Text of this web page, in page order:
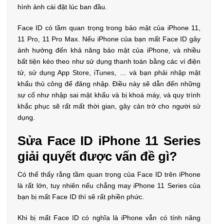
hình ảnh cài đặt lúc ban đầu.
Face ID có tầm quan trọng trong bảo mật của iPhone 11,
11 Pro, 11 Pro Max. Nếu iPhone của bạn mất Face ID gây
ảnh hưởng đến khả năng bảo mật của iPhone, và nhiều
bất tiện kéo theo như sử dụng thanh toán bằng các ví điện
tử, sử dụng App Store, iTunes, … và bạn phải nhập mật
khẩu thủ công để đăng nhập. Điều này sẽ dẫn đến những
sự cố như nhập sai mật khẩu và bị khoá máy, và quy trình
khắc phục sẽ rất mất thời gian, gây cản trở cho người sử
dụng.
Sửa Face ID iPhone 11 Series
giải quyết được vấn đề gì?
Có thể thấy rằng tầm quan trọng của Face ID trên iPhone
là rất lớn, tuy nhiên nếu chẳng may iPhone 11 Series của
bạn bị mất Face ID thì sẽ rất phiền phức.
Khi bị mất Face ID có nghĩa là iPhone vẫn có tính năng